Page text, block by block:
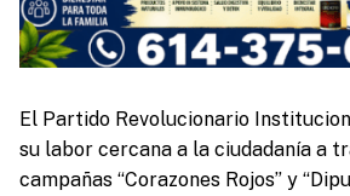
El Partido Revolucionario
su labor cercana a la ciudadanía a
campañas “Corazones Rojos” y